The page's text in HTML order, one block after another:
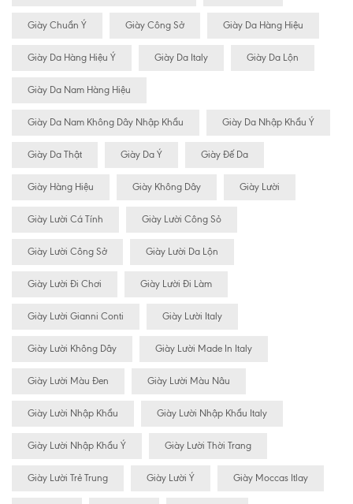
Giày Chuẩn Ý Giày Công Sở Giày Da Hàng Hiệu
Giày Da Hàng Hiệu Ý Giày Da Italy Giày Da Lộn
Giày Da Nam Hàng Hiệu
Giày Da Nam Không Dây Nhập Khẩu Giày Da Nhập Khẩu Ý
Giày Da Thật Giày Da Ý Giày Đế Da
Giày Hàng Hiệu Giày Không Dây Giày Lười
Giày Lười Cá Tính Giày Lười Công Sỏ
Giày Lười Công Sở Giày Lười Da Lộn
Giày Lười Đi Chơi Giày Lười Đi Làm
Giày Lười Gianni Conti Giày Lười Italy
Giày Lười Không Dây Giày Lười Made In Italy
Giày Lười Màu Đen Giày Lười Màu Nâu
Giày Lười Nhập Khẩu Giày Lười Nhập Khẩu Italy
Giày Lười Nhập Khẩu Ý Giày Lười Thời Trang
Giày Lười Trẻ Trung Giày Lười Ý Giày Moccas Itlay